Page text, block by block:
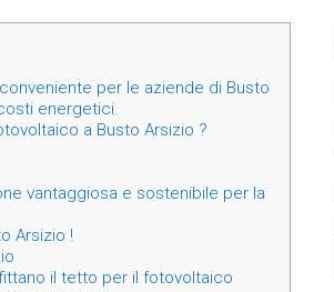
per le aziende di Busto
energetici.
a Busto Arsizio ?
vantaggiosa e sostenibile per la
Arsizio !
il tetto per il fotovoltaico